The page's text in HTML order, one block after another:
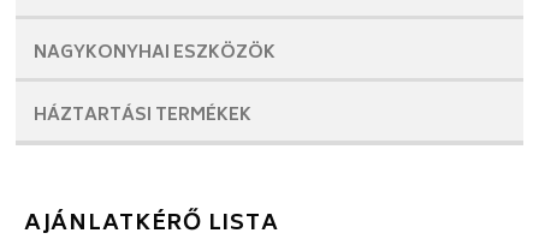
NAGYKONYHAI ESZKÖZÖK
HÁZTARTÁSI TERMÉKEK
AJÁNLATKÉRŐ LISTA